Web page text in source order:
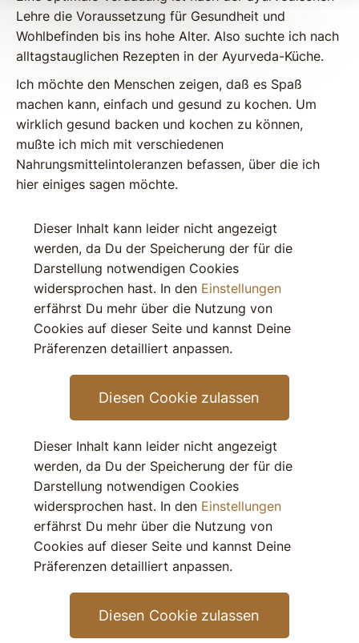
Lehre die Voraussetzung für Gesundheit und
Wohlbefinden bis ins hohe Alter. Also suchte ich nach
alltagstauglichen Rezepten in der Ayurveda-Küche.
Ich möchte den Menschen zeigen, daß es Spaß
machen kann, einfach und gesund zu kochen. Um
wirklich gesund backen und kochen zu können,
mußte ich mich mit verschiedenen
Nahrungsmittelintoleranzen befassen, über die ich
hier einiges sagen möchte.
Dieser Inhalt kann leider nicht angezeigt
werden, da Du der Speicherung der für die
Darstellung notwendigen Cookies
widersprochen hast. In den Einstellungen
erfährst Du mehr über die Nutzung von
Cookies auf dieser Seite und kannst Deine
Präferenzen detailliert anpassen.
Diesen Cookie zulassen
Dieser Inhalt kann leider nicht angezeigt
werden, da Du der Speicherung der für die
Darstellung notwendigen Cookies
widersprochen hast. In den Einstellungen
erfährst Du mehr über die Nutzung von
Cookies auf dieser Seite und kannst Deine
Präferenzen detailliert anpassen.
Diesen Cookie zulassen